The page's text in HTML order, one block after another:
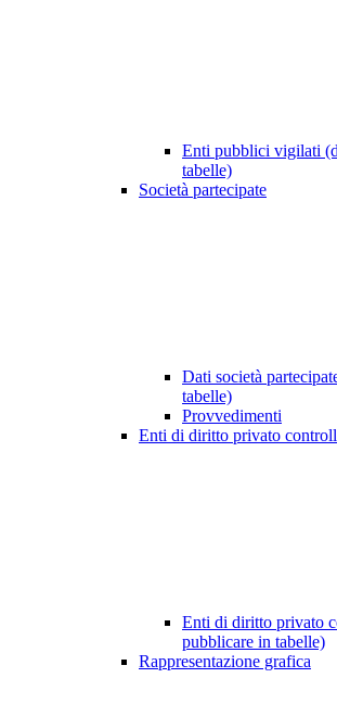
Enti pubblici vigilati
tabelle)
Società partecipate
Dati società
tabelle)
Provvedimenti
Enti di diritto privato
Enti di diritto privato
pubblicare in tabelle)
Rappresentazione grafica